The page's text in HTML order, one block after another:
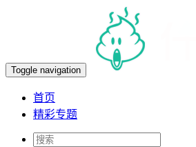
Toggle navigation
首页
精彩专题